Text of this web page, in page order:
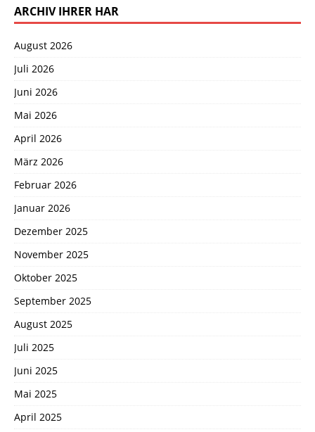
ARCHIV IHRER HAR
August 2026
Juli 2026
Juni 2026
Mai 2026
April 2026
März 2026
Februar 2026
Januar 2026
Dezember 2025
November 2025
Oktober 2025
September 2025
August 2025
Juli 2025
Juni 2025
Mai 2025
April 2025